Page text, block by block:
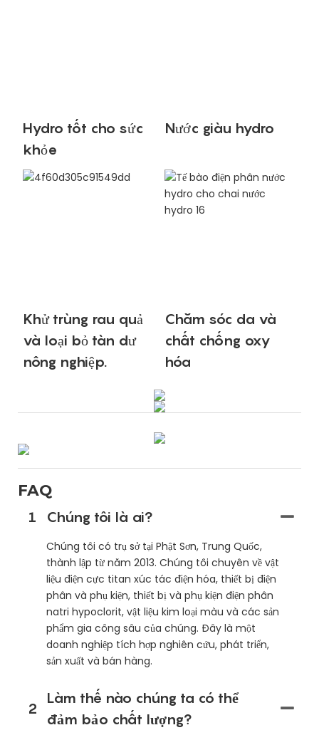
Hydro tốt cho sức
khỏe
Nước giàu hydro
Khử trùng rau quả
và loại bỏ tàn dư
nông nghiệp.
Chăm sóc da và
chất chống oxy
hóa
FAQ
1 Chúng tôi là ai?
Chúng tôi có trụ sở tại Phật Sơn, Trung Quốc,
thành lập từ năm 2013. Chúng tôi chuyên về vật
liệu điện cực titan xúc tác điện hóa, thiết bị điện
phân và phụ kiện, thiết bị và phụ kiện điện phân
natri hypoclorit, vật liệu kim loại màu và các sản
phẩm gia công sâu của chúng. Đây là một
doanh nghiệp tích hợp nghiên cứu, phát triển,
sản xuất và bán hàng.
2
Làm thế nào chúng ta có thể
đảm bảo chất lượng?